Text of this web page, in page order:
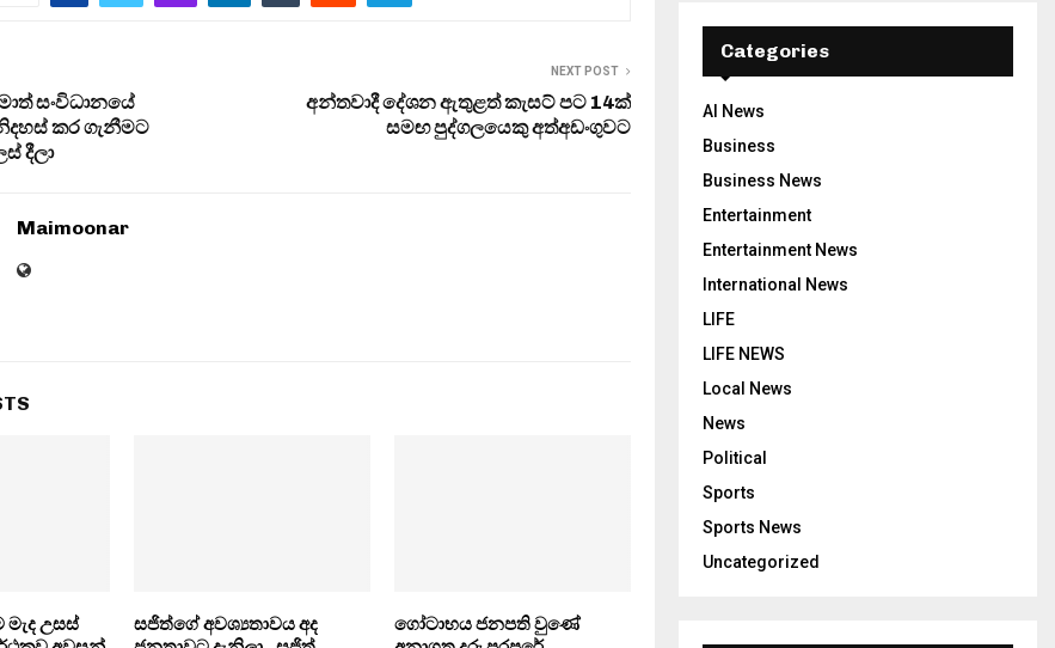
සංවිධානයේ
කර ගැනීමට
දීලා
NEXT POST
අන්තවාදී දේශන ඇතුළත් කැසට් පට 14ක්
සමඟ පුද්ගලයෙකු අත්අඩංගුවට
Maimoonar
උසස්
සජිත්ගේ අවශ්‍යතාවය අද
ගෝටාභය ජනපති වුණේ
Categories
AI News
Business
Business News
Entertainment
Entertainment News
International News
LIFE
LIFE NEWS
Local News
News
Political
Sports
Sports News
Uncategorized